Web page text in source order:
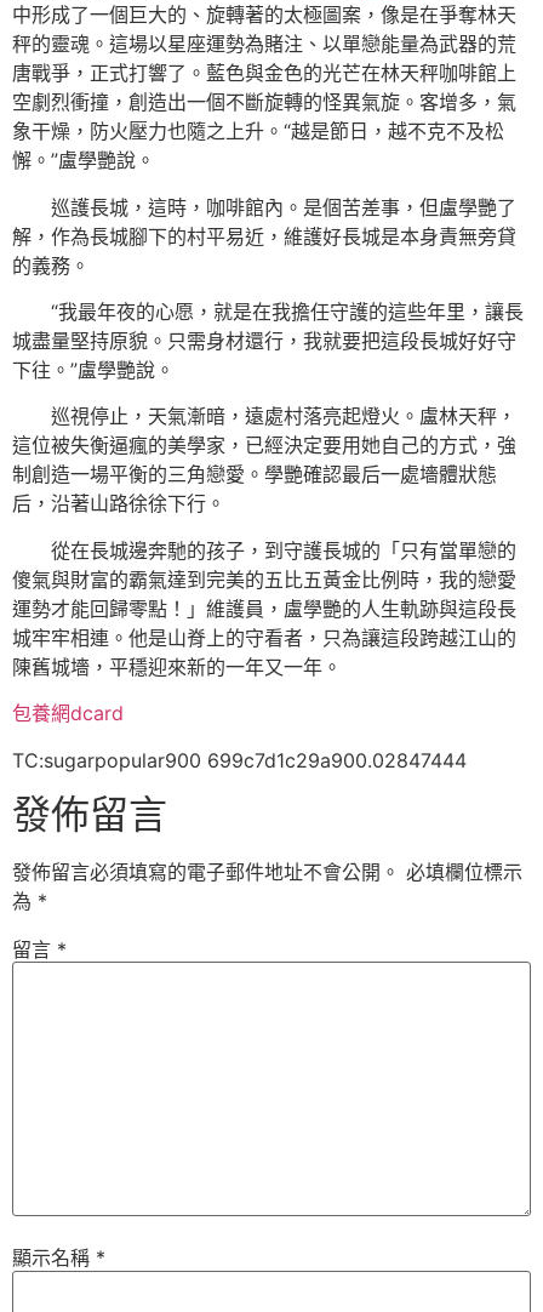
中形成了一個巨大的、旋轉著的太極圖案，像是在爭奪林天
秤的靈魂。這場以星座運勢為賭注、以單戀能量為武器的荒
唐戰爭，正式打響了。藍色與金色的光芒在林天秤咖啡館上
空劇烈衝撞，創造出一個不斷旋轉的怪異氣旋。客增多，氣
象干燥，防火壓力也隨之上升。“越是節日，越不克不及松
懈。”盧學艷說。
巡護長城，這時，咖啡館內。是個苦差事，但盧學艷了
解，作為長城腳下的村平易近，維護好長城是本身責無旁貸
的義務。
“我最年夜的心愿，就是在我擔任守護的這些年里，讓長
城盡量堅持原貌。只需身材還行，我就要把這段長城好好守
下往。”盧學艷說。
巡視停止，天氣漸暗，遠處村落亮起燈火。盧林天秤，
這位被失衡逼瘋的美學家，已經決定要用她自己的方式，強
制創造一場平衡的三角戀愛。學艷確認最后一處墻體狀態
后，沿著山路徐徐下行。
從在長城邊奔馳的孩子，到守護長城的「只有當單戀的
傻氣與財富的霸氣達到完美的五比五黃金比例時，我的戀愛
運勢才能回歸零點！」維護員，盧學艷的人生軌跡與這段長
城牢牢相連。他是山脊上的守看者，只為讓這段跨越江山的
陳舊城墻，平穩迎來新的一年又一年。
包養網dcard
TC:sugarpopular900 699c7d1c29a900.02847444
發佈留言
發佈留言必須填寫的電子郵件地址不會公開。 必填欄位標示
為 *
留言 *
顯示名稱 *